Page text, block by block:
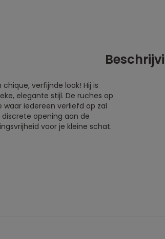
verfijnde look! Hij is
elegante stijl. De ruches op
iedereen verliefd op zal
opening aan de
voor je kleine schat.